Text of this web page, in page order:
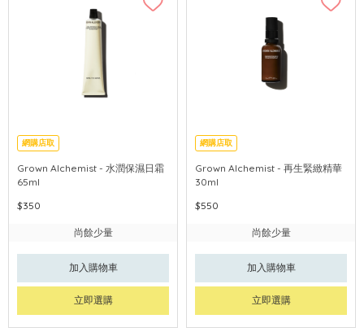
網購店取
Grown Alchemist - 水潤保濕日霜
65ml
$350
尚餘少量
加入購物車
立即選購
網購店取
Grown Alchemist - 再生緊緻精華
30ml
$550
尚餘少量
加入購物車
立即選購